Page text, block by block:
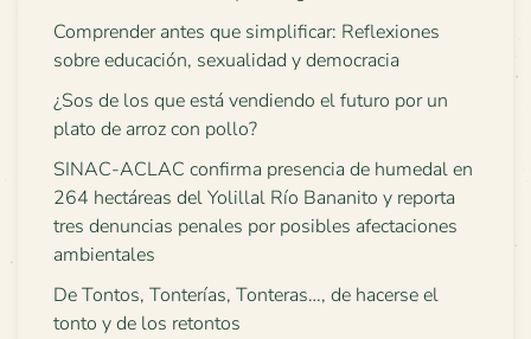
Comprender antes que simplificar: Reflexiones
sobre educación, sexualidad y democracia
¿Sos de los que está vendiendo el futuro por un
plato de arroz con pollo?
SINAC-ACLAC confirma presencia de humedal en
264 hectáreas del Yolillal Río Bananito y reporta
tres denuncias penales por posibles afectaciones
ambientales
De Tontos, Tonterías, Tonteras…, de hacerse el
tonto y de los retontos